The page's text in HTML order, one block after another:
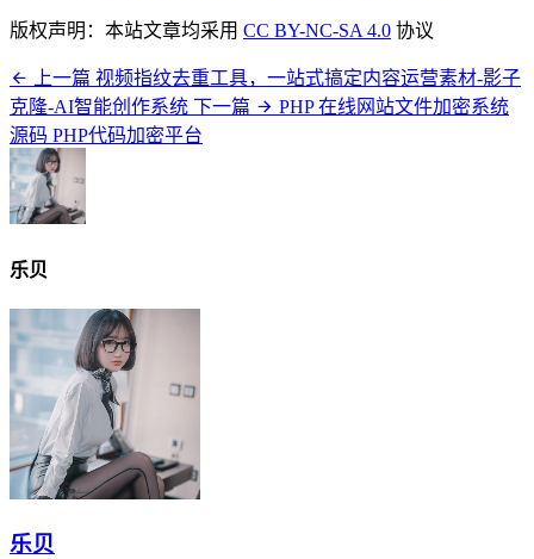
版权声明：本站文章均采用 CC BY-NC-SA 4.0 协议
上一篇 视频指纹去重工具，一站式搞定内容运营素材-影子
克隆-AI智能创作系统 下一篇
PHP 在线网站文件加密系统
源码 PHP代码加密平台
乐贝
乐贝